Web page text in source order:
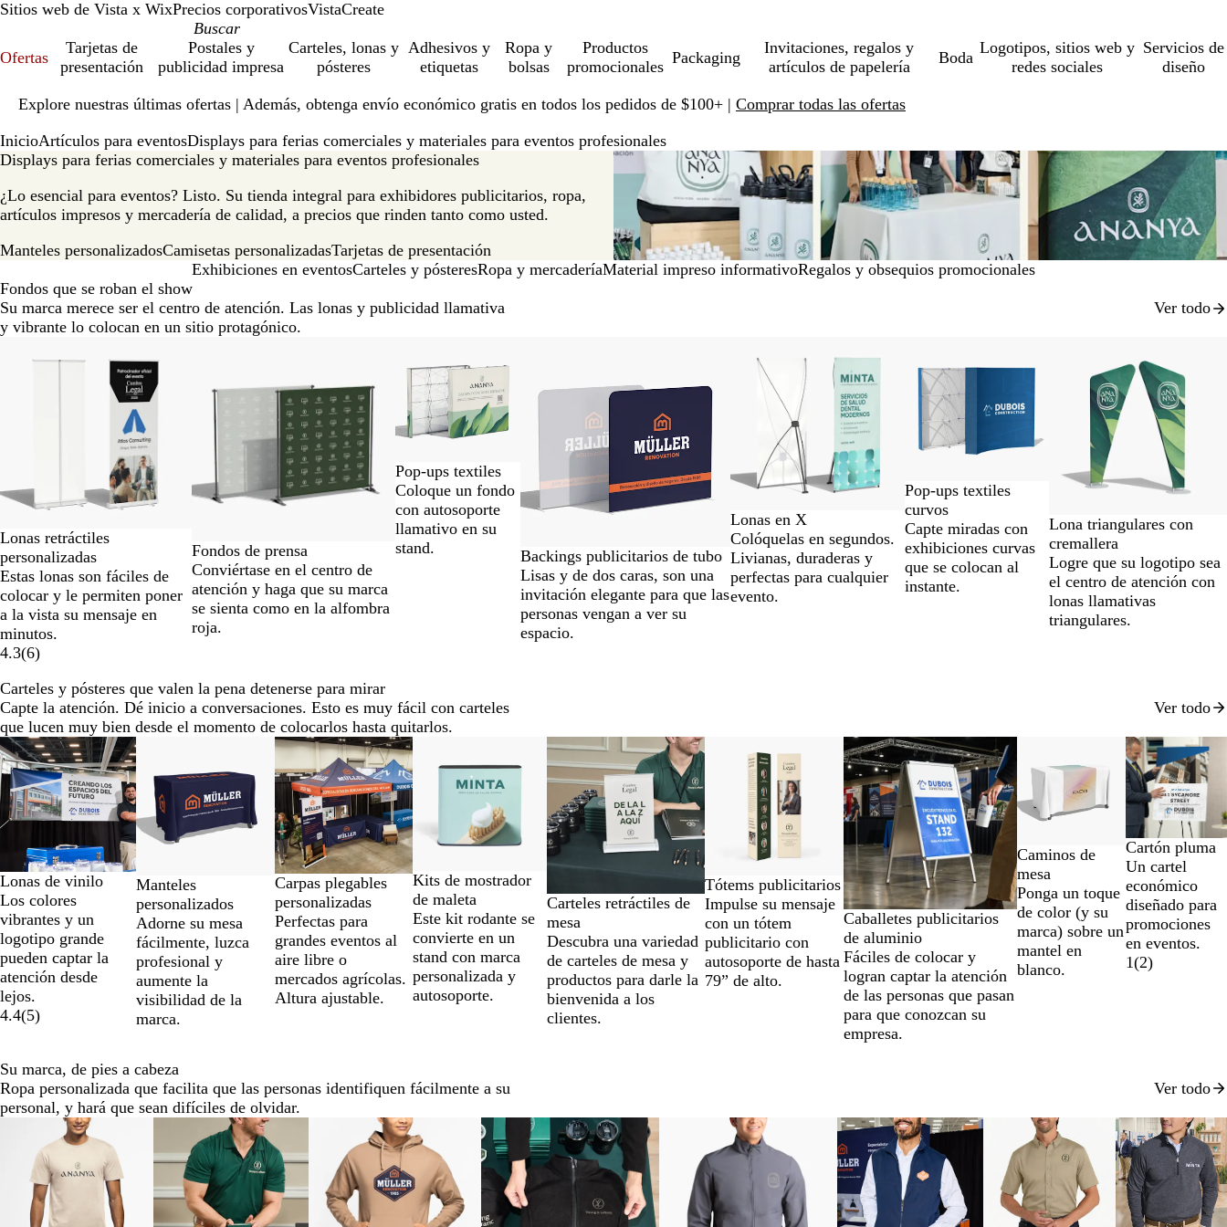
Sitios web de Vista x WixPrecios corporativosVistaCreate
Ofertas
Tarjetas de
presentación
Postales y
publicidad impresa
Carteles, lonas y
pósteres
Adhesivos y
etiquetas
Ropa y
bolsas
Productos
promocionales
Packaging
Invitaciones, regalos y
artículos de papelería
Boda
Logotipos, sitios web y
redes sociales
Servicios de
diseño
Explore nuestras últimas ofertas | Además, obtenga envío económico gratis en todos los pedidos de $100+ | Comprar todas las ofertas
1
InicioArtículos para eventosDisplays para ferias comerciales y materiales para eventos profesionales
Displays para ferias comerciales y materiales para eventos profesionales
¿Lo esencial para eventos? Listo. Su tienda integral para exhibidores publicitarios, ropa,
artículos impresos y mercadería de calidad, a precios que rinden tanto como usted.
Manteles personalizadosCamisetas personalizadasTarjetas de presentación
Exhibiciones en eventosCarteles y pósteresRopa y mercaderíaMaterial impreso informativoRegalos y obsequios promocionales
Fondos que se roban el show
Su marca merece ser el centro de atención. Las lonas y publicidad llamativa
y vibrante lo colocan en un sitio protagónico.
Ver todo
Lonas retráctiles
personalizadas
Estas lonas son fáciles de
colocar y le permiten poner
a la vista su mensaje en
minutos.
4.3(6)
Fondos de prensa
Conviértase en el centro de
atención y haga que su marca
se sienta como en la alfombra
roja.
Pop-ups textiles
Coloque un fondo
con autosoporte
llamativo en su
stand.
Backings publicitarios de tubo
Lisas y de dos caras, son una
invitación elegante para que las
personas vengan a ver su
espacio.
Lonas en X
Colóquelas en segundos.
Livianas, duraderas y
perfectas para cualquier
evento.
Pop-ups textiles
curvos
Capte miradas con
exhibiciones curvas
que se colocan al
instante.
Lona triangulares con
cremallera
Logre que su logotipo sea
el centro de atención con
lonas llamativas
triangulares.
7
Carteles y pósteres que valen la pena detenerse para mirar
Capte la atención. Dé inicio a conversaciones. Esto es muy fácil con carteles
que lucen muy bien desde el momento de colocarlos hasta quitarlos.
Ver todo
Nuevo bajo precio
Lonas de vinilo
Los colores
vibrantes y un
logotipo grande
pueden captar la
atención desde
lejos.
4.4(5)
Nuevo bajo precio
Manteles
personalizados
Adorne su mesa
fácilmente, luzca
profesional y
aumente la
visibilidad de la
marca.
Nuevo bajo precio
Carpas plegables
personalizadas
Perfectas para
grandes eventos al
aire libre o
mercados agrícolas.
Altura ajustable.
Nuevo bajo precio
Kits de mostrador
de maleta
Este kit rodante se
convierte en un
stand con marca
personalizada y
autosoporte.
Carteles retráctiles de
mesa
Descubra una variedad
de carteles de mesa y
productos para darle la
bienvenida a los
clientes.
Tótems publicitarios
Impulse su mensaje
con un tótem
publicitario con
autosoporte de hasta
79” de alto.
Nuevo bajo precio
Caballetes publicitarios
de aluminio
Fáciles de colocar y
logran captar la atención
de las personas que pasan
para que conozcan su
empresa.
Nuevo bajo precio
Caminos de
mesa
Ponga un toque
de color (y su
marca) sobre un
mantel en
blanco.
Nuevas
Cartón pluma
Un cartel
económico
diseñado para
promociones
en eventos.
1(2)
Diapositivas
de
la
1
a
de
9
Su marca, de pies a cabeza
Ropa personalizada que facilita que las personas identifiquen fácilmente a su
personal, y hará que sean difíciles de olvidar.
Ver todo
Nuevas opciones Nuevas opciones Nuevas opciones Nuevas opciones
Diapositivas